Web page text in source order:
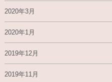
2020年3月
2020年1月
2019年12月
2019年11月